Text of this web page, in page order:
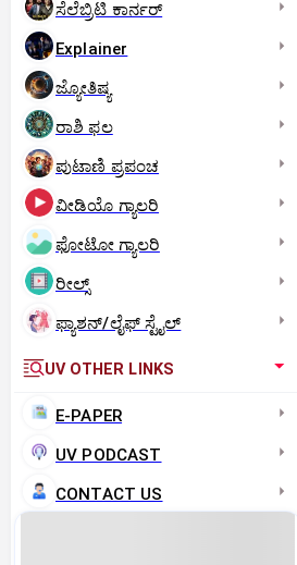
ಸೆಲೆಬ್ರಿಟಿ ಕಾರ್ನರ್‌
Explainer
ಜ್ಯೋತಿಷ್ಯ
ರಾಶಿ ಫಲ
ಪುಟಾಣಿ ಪ್ರಪಂಚ
ವೀಡಿಯೊ ಗ್ಯಾಲರಿ
ಫೋಟೋ ಗ್ಯಾಲರಿ
ರೀಲ್ಸ್
ಫ್ಯಾಶನ್/ಲೈಫ್‌ ಸ್ಟೈಲ್
UV OTHER LINKS
E-PAPER
UV PODCAST
CONTACT US